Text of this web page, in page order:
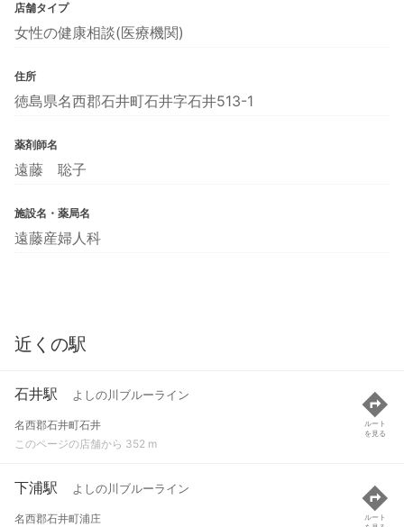
店舗タイプ
女性の健康相談(医療機関)
住所
徳島県名西郡石井町石井字石井513-1
薬剤師名
遠藤 聡子
施設名・薬局名
遠藤産婦人科
近くの駅
石井駅 よしの川ブルーライン
名西郡石井町石井
このページの店舗から 352 m
ルート
を見る
下浦駅 よしの川ブルーライン
名西郡石井町浦庄
ルート